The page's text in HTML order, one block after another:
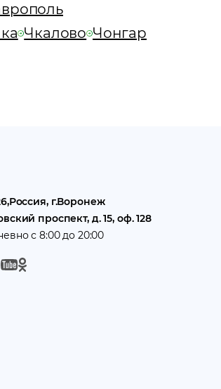
Чкалово Чонгар
,Россия, г.Воронеж
проспект, д. 15, оф. 128
с 8:00 до 20:00